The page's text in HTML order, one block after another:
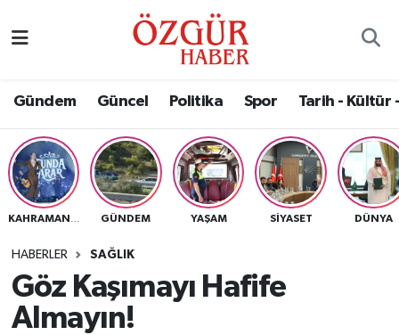
Gündem Güncel Politika Spor Tarih - Kültür
GÜNDEM YAŞAM SIYASET DÜNYA
HABERLER SAĞLIK
Göz Kaşımayı Hafife
Almayın!
Eğitim
Ekonomi
Güncel
Gündem
Nöbetçi Eczaneler
Namaz Vakitleri
Trafik Durumu
Süper Lig Puan Durumu ve Fikstür
Tüm Manşetler